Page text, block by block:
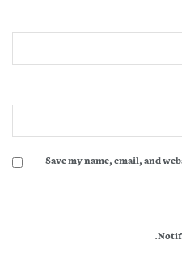
Save my name, email, and